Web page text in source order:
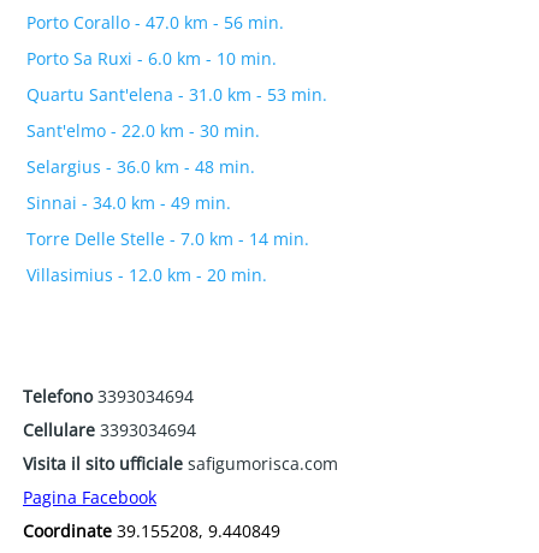
Porto Corallo - 47.0 km - 56 min.
Porto Sa Ruxi - 6.0 km - 10 min.
Quartu Sant'elena - 31.0 km - 53 min.
Sant'elmo - 22.0 km - 30 min.
Selargius - 36.0 km - 48 min.
Sinnai - 34.0 km - 49 min.
Torre Delle Stelle - 7.0 km - 14 min.
Villasimius - 12.0 km - 20 min.
Telefono3393034694
Cellulare 3393034694
Visita il sito ufficiale safigumorisca.com
Pagina Facebook
Coordinate 39.155208, 9.440849